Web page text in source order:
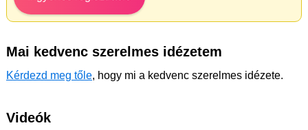
Mai kedvenc szerelmes idézetem
Kérdezd meg tőle, hogy mi a kedvenc szerelmes idézete.
Videók